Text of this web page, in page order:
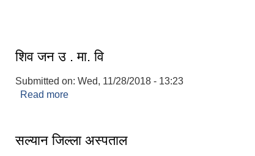
शिव जन उ . मा. वि
Submitted on: Wed, 11/28/2018 - 13:23
Read more
सल्यान जिल्ला अस्पताल